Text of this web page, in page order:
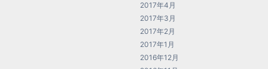
2017年4月
2017年3月
2017年2月
2017年1月
2016年12月